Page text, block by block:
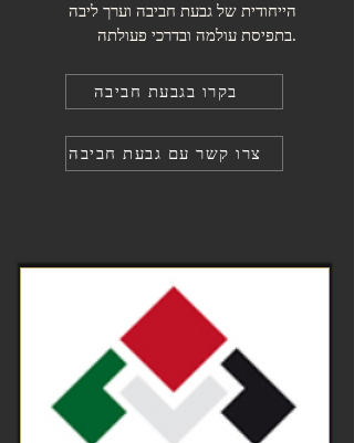
הייחודית של גבעת חביבה וערך ליבה
בתפיסת עולמה ובדרכי פעולתה.
בקרו בגבעת חביבה
צרו קשר עם גבעת חביבה